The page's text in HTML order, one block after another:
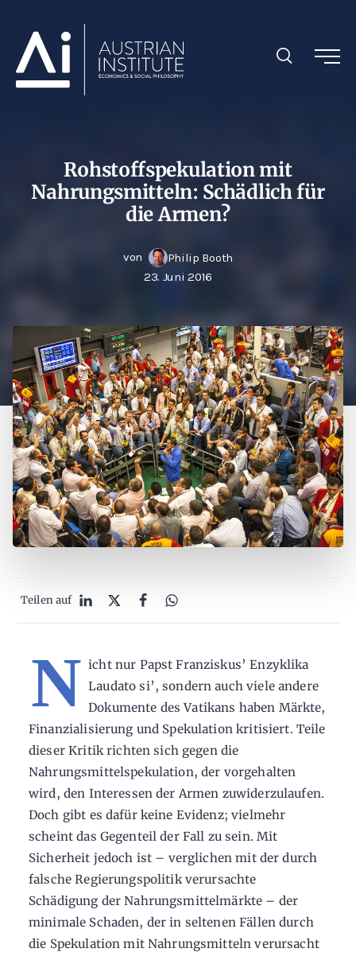
Rohstoffspekulation mit
Nahrungsmitteln: Schädlich für
die Armen?
von
Philip Booth
23. Juni 2016
Teilen auf
N icht nur Papst Franziskus’ Enzyklika
Laudato si’, sondern auch viele andere
Dokumente des Vatikans haben Märkte,
Finanzialisierung und Spekulation kritisiert. Teile
dieser Kritik richten sich gegen die
Nahrungsmittelspekulation, der vorgehalten
wird, den Interessen der Armen zuwiderzulaufen.
Doch gibt es dafür keine Evidenz; vielmehr
scheint das Gegenteil der Fall zu sein. Mit
Sicherheit jedoch ist – verglichen mit der durch
falsche Regierungspolitik verursachte
Schädigung der Nahrungsmittelmärkte – der
minimale Schaden, der in seltenen Fällen durch
die Spekulation mit Nahrungsmitteln verursacht